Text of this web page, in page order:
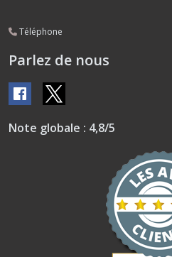
Téléphone
Parlez de nous
Note globale : 4,8/5